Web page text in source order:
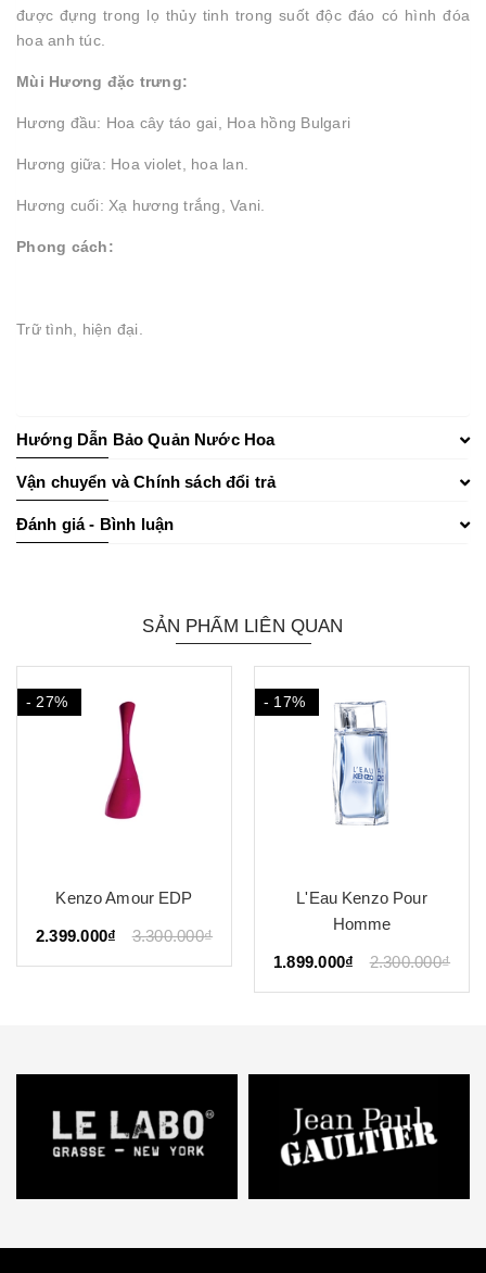
được đựng trong lọ thủy tinh trong suốt độc đáo có hình đóa
hoa anh túc.
Mùi Hương đặc trưng:
Hương đầu: Hoa cây táo gai, Hoa hồng Bulgari
Hương giữa: Hoa violet, hoa lan.
Hương cuối: Xạ hương trắng, Vani.
Phong cách:
Trữ tình, hiện đại.
Hướng Dẫn Bảo Quản Nước Hoa
Vận chuyển và Chính sách đổi trả
Đánh giá - Bình luận
SẢN PHẨM LIÊN QUAN
- 27%
Kenzo Amour EDP
2.399.000₫ 3.300.000₫
- 17%
L'Eau Kenzo Pour
Homme
1.899.000₫ 2.300.000₫